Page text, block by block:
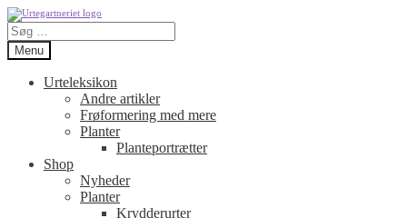
Spring
til
navigation
Spring
til
indhold
Søg
efter:
Menu
Urteleksikon
Andre artikler
Frøformering med mere
Planter
Planteportrætter
Shop
Nyheder
Planter
Krydderurter